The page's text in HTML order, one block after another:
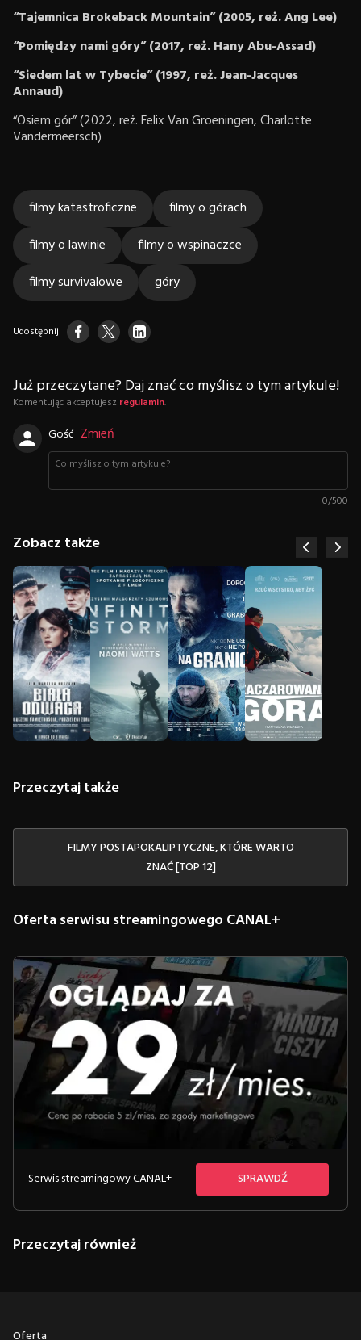
“Tajemnica Brokeback Mountain” (2005, reż. Ang Lee)
“Pomiędzy nami góry” (2017, reż. Hany Abu-Assad)
“Siedem lat w Tybecie” (1997, reż. Jean-Jacques
Annaud)
“Osiem gór” (2022, reż. Felix Van Groeningen, Charlotte
Vandermeersch)
filmy katastroficzne
filmy o górach
filmy o lawinie
filmy o wspinaczce
filmy survivalowe
góry
Udostępnij
Już przeczytane? Daj znać co myślisz o tym artykule!
Komentując akceptujesz regulamin.
Gość Zmień
0/500
Zobacz także
Przeczytaj także
FILMY POSTAPOKALIPTYCZNE, KTÓRE WARTO
ZNAĆ [TOP 12]
Oferta serwisu streamingowego CANAL+
Serwis streamingowy CANAL+ SPRAWDŹ
Przeczytaj również
Oferta